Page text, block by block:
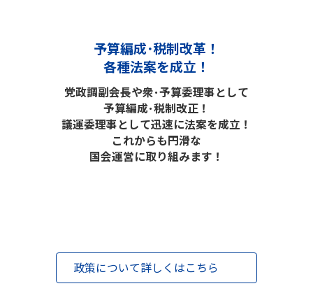
予算編成･税制改革！
各種法案を成立！
党政調副会長や衆･予算委理事として
予算編成･税制改正！
議運委理事として迅速に法案を成立！
これからも円滑な
国会運営に取り組みます！
政策について詳しくはこちら